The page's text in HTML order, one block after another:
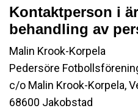
Kontaktperson i
behandling av
Malin Krook-Korpela
Pedersöre
c/o Malin Krook-Korpela,
68600 Jakobstad